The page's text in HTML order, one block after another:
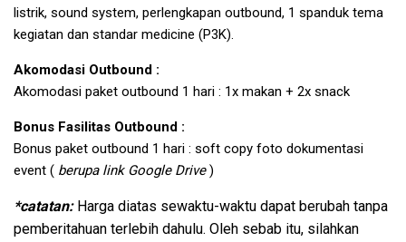
listrik, sound system, perlengkapan outbound, 1 spanduk tema
kegiatan dan standar medicine (P3K).
Akomodasi Outbound :
Akomodasi paket outbound 1 hari : 1x makan + 2x snack
Bonus Fasilitas Outbound :
Bonus paket outbound 1 hari : soft copy foto dokumentasi
event ( berupa link Google Drive)
*catatan:Harga diatas sewaktu-waktu dapat berubah tanpa
pemberitahuan terlebih dahulu. Oleh sebab itu, silahkan